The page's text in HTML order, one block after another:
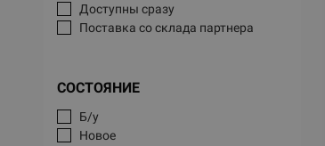
Доступны сразу
Поставка со склада партнера
СОСТОЯНИЕ
Б/у
Новое